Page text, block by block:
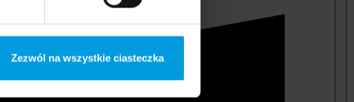
Zezwól na wszystkie ciasteczka